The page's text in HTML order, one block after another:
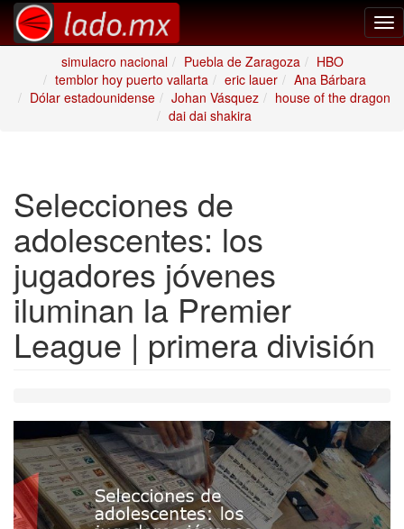
simulacro nacional
Puebla de Zaragoza
HBO
temblor hoy puerto vallarta
eric lauer
Ana Bárbara
Dólar estadounidense
Johan Vásquez
house of the dragon
dai dai shakira
Selecciones de
adolescentes: los
jugadores jóvenes
iluminan la Premier
League | primera división